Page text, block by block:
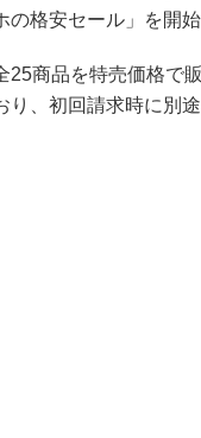
の格安セール」を開
商品を特売価格で
り、初回請求時に別